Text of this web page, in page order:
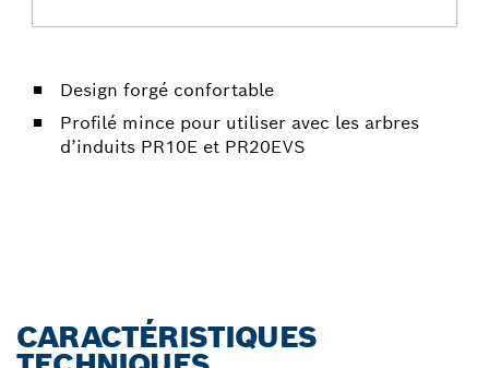
Design forgé confortable
Profilé mince pour utiliser avec les arbres
d’induits PR10E et PR20EVS
CARACTÉRISTIQUES